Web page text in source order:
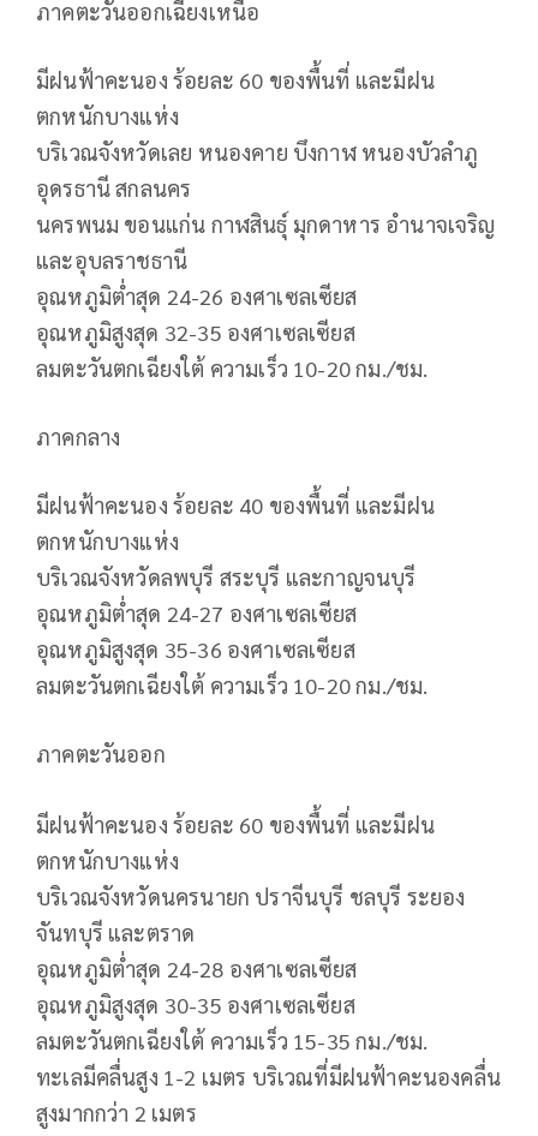
ภาคตะวันออกเฉียงเหนือ
มีฝนฟ้าคะนอง ร้อยละ 60 ของพื้นที่ และมีฝน
ตกหนักบางแห่ง
บริเวณจังหวัดเลย หนองคาย บึงกาฬ หนองบัวลำภู
อุดรธานี สกลนคร
นครพนม ขอนแก่น กาฬสินธุ์ มุกดาหาร อำนาจเจริญ
และอุบลราชธานี
อุณหภูมิต่ำสุด 24-26 องศาเซลเซียส
อุณหภูมิสูงสุด 32-35 องศาเซลเซียส
ลมตะวันตกเฉียงใต้ ความเร็ว 10-20 กม./ชม.
ภาคกลาง
มีฝนฟ้าคะนอง ร้อยละ 40 ของพื้นที่ และมีฝน
ตกหนักบางแห่ง
บริเวณจังหวัดลพบุรี สระบุรี และกาญจนบุรี
อุณหภูมิต่ำสุด 24-27 องศาเซลเซียส
อุณหภูมิสูงสุด 35-36 องศาเซลเซียส
ลมตะวันตกเฉียงใต้ ความเร็ว 10-20 กม./ชม.
ภาคตะวันออก
มีฝนฟ้าคะนอง ร้อยละ 60 ของพื้นที่ และมีฝน
ตกหนักบางแห่ง
บริเวณจังหวัดนครนายก ปราจีนบุรี ชลบุรี ระยอง
จันทบุรี และตราด
อุณหภูมิต่ำสุด 24-28 องศาเซลเซียส
อุณหภูมิสูงสุด 30-35 องศาเซลเซียส
ลมตะวันตกเฉียงใต้ ความเร็ว 15-35 กม./ชม.
ทะเลมีคลื่นสูง 1-2 เมตร บริเวณที่มีฝนฟ้าคะนองคลื่น
สูงมากกว่า 2 เมตร